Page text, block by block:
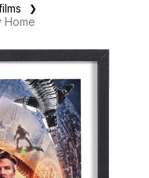
Home